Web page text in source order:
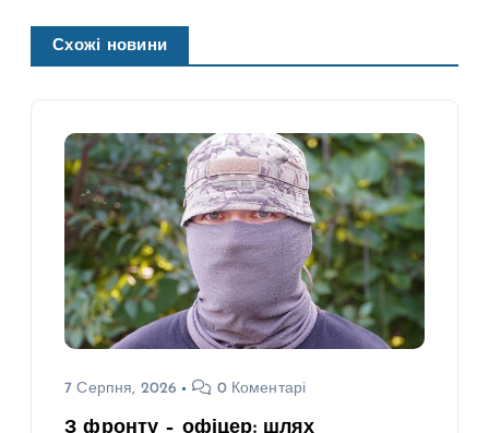
Схожі новини
7 Серпня, 2026 0 Коментарі
З фронту – офіцер: шлях